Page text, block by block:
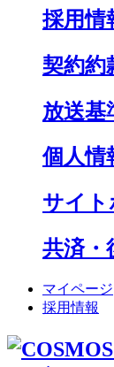
採用情
契約約
放送基
個人情
サイト
共済・
マイページ
採用情報